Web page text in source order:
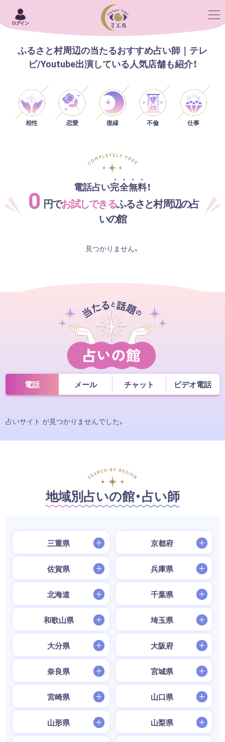
ログイン
ふるさと村周辺の当たるおすすめ占い師｜テレ
ビ/Youtube出演している人気店舗も紹介！
相性 恋愛 復縁 不倫 仕事
電話占い完全無料！
0 円でお試しできるふるさと村周辺の占
いの館
見つかりません。
電話 メール チャット ビデオ電話
占いサイト が見つかりませんでした。
地域別占いの館・占い師
三重県 京都府
佐賀県 兵庫県
北海道 千葉県
和歌山県 埼玉県
大分県 大阪府
奈良県 宮城県
宮崎県 山口県
山形県 山梨県